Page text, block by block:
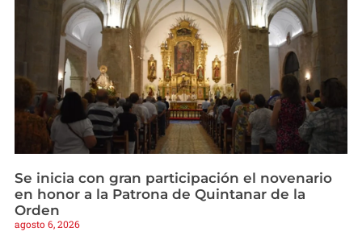
Se inicia con gran participación el novenario
en honor a la Patrona de Quintanar de la
Orden
agosto 6, 2026